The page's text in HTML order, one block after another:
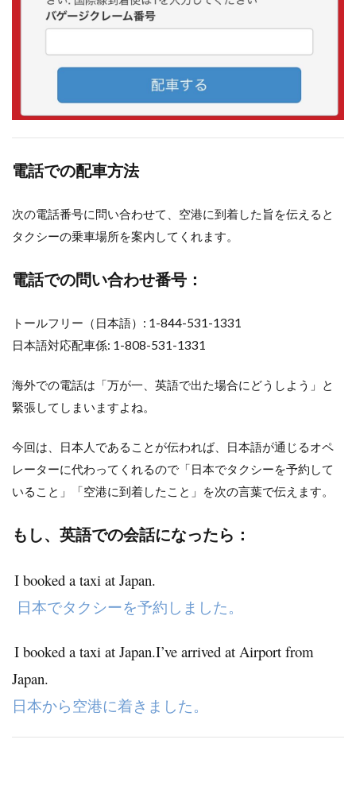
電話での配車方法
次の電話番号に問い合わせて、空港に到着した旨を伝えると
タクシーの乗車場所を案内してくれます。
電話での問い合わせ番号：
トールフリー（日本語）: 1-844-531-1331
日本語対応配車係: 1-808-531-1331
海外での電話は「万が一、英語で出た場合にどうしよう」と
緊張してしまいますよね。
今回は、日本人であることが伝われば、日本語が通じるオペ
レーターに代わってくれるので「日本でタクシーを予約して
いること」「空港に到着したこと」を次の言葉で伝えます。
もし、英語での会話になったら：
I booked a taxi at Japan.
日本でタクシーを予約しました。
I booked a taxi at Japan.I’ve arrived at Airport from
Japan.
日本から空港に着きました。